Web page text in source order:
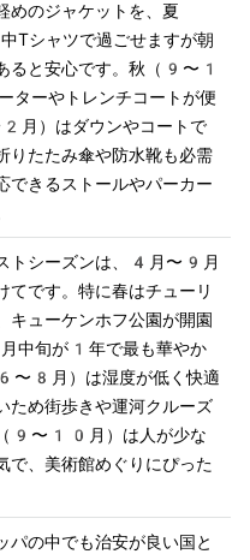
めのジャケットを、夏
Tシャツで過ごせますが朝
ると安心です。秋（9〜1
ターやトレンチコートが便
）はダウンやコートで
りたたみ傘や防水靴も必需
できるストールやパーカー
トシーズンは、4月〜9月
てです。特に春はチューリ
キューケンホフ公園が開園
中旬が1年で最も華やか
〜8月）は湿度が低く快適
ため街歩きや運河クルーズ
（9〜10月）は人が少な
で、美術館めぐりにぴった
パの中でも治安が良い国と